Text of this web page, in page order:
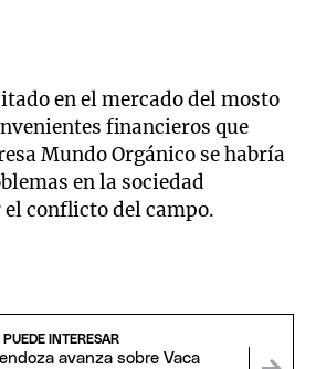
en el mercado del mosto
financieros que
Mundo Orgánico se habría
en la sociedad
conflicto del campo.
PUEDE INTERESAR
avanza sobre Vaca